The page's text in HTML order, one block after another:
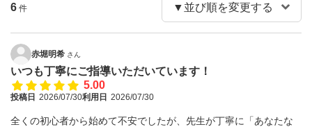
6 件
赤堀明希 さん
いつも丁寧にご指導いただいています！
5.00
投稿日 2026/07/30利用日 2026/07/30
全くの初心者から始めて不安でしたが、先生が丁寧に「あなたな